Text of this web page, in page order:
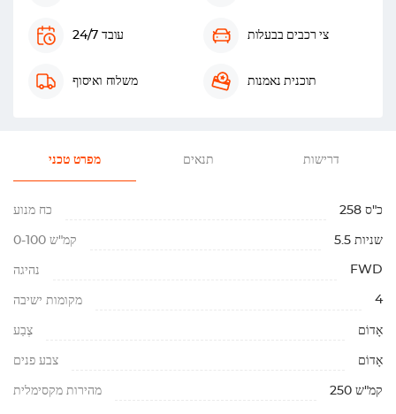
עובד 24/7 צי רכבים בבעלות
משלוח ואיסוף תוכנית נאמנות
מפרט טכני תנאים דרישות
כח מנוע 258 כ"ס
0-100 קמ"ש 5.5 שניות
נהיגה FWD
מקומות ישיבה 4
צֶבַע אָדוֹם
צבע פנים אָדוֹם
מהירות מקסימלית 250 קמ"ש